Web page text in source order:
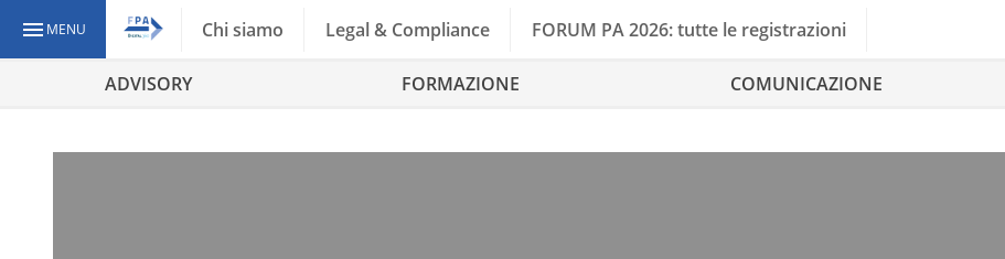
MENU Chi siamo Legal & Compliance FORUM PA 2026: tutte le registrazioni
ADVISORY FORMAZIONE COMUNICAZIONE